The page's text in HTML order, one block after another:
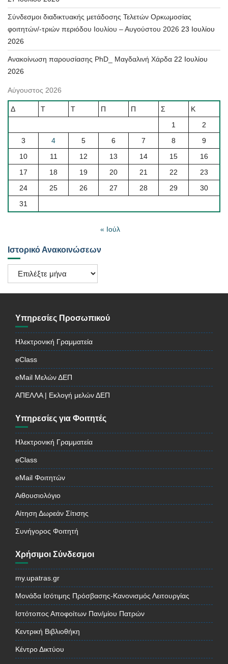
Σύνδεσμοι διαδικτυακής μετάδοσης Τελετών Ορκωμοσίας
φοιτητών/-τριών περιόδου Ιουλίου – Αυγούστου 2026 23 Ιουλίου
2026
Ανακοίνωση παρουσίασης PhD_ Μαγδαλινή Χάρδα 22 Ιουλίου
2026
Αύγουστος 2026
Δ Τ Τ Π Π Σ
Κ
1
2
3
4 5 6 7 8
9
10
11 12 13 14 15
16
17
18 19 20 21 22
23
24
25 26 27 28 29
30
31
« Ιούλ
Ιστορικό Ανακοινώσεων
Ιστορικό
Ανακοινώσεων
Υπηρεσίες Προσωπικού
Ηλεκτρονική Γραμματεία
eClass
eMail Μελών ΔΕΠ
ΑΠΕΛΛΑ | Εκλογή μελών ΔΕΠ
Υπηρεσίες για Φοιτητές
Ηλεκτρονική Γραμματεία
eClass
eMail Φοιτητών
Αιθουσιολόγιο
Αίτηση Δωρεάν Σίτισης
Συνήγορος Φοιτητή
Χρήσιμοι Σύνδεσμοι
my.upatras.gr
Μονάδα Ισότιμης Πρόσβασης-Κανονισμός Λειτουργίας
Ιστότοπος Αποφοίτων Παν/μίου Πατρών
Κεντρική Βιβλιοθήκη
Κέντρο Δικτύου